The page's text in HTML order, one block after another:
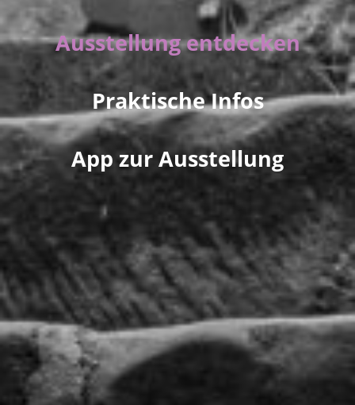
Ausstellung entdecken
Praktische Infos
App zur Ausstellung